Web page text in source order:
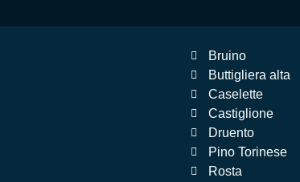
Bruino
Buttigliera alta
Caselette
Castiglione
Druento
Pino Torinese
Rosta